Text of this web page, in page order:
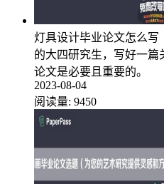
灯具设计毕业论文怎么
的大四研究生，写好一篇
论文是必要且重要的。
2023-08-04
阅读量: 9450